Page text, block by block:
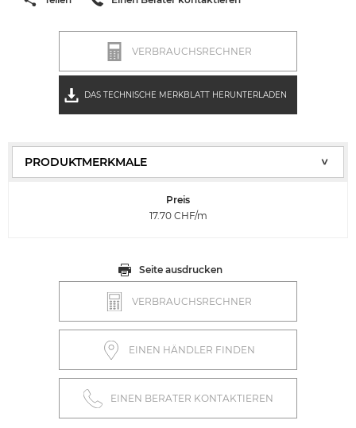
VERBRAUCHSRECHNER
DAS TECHNISCHE MERKBLATT HERUNTERLADEN
Preis
17.70 CHF/m
Seite ausdrucken
VERBRAUCHSRECHNER
EINEN HÄNDLER FINDEN
EINEN BERATER KONTAKTIEREN